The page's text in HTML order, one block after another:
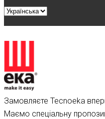
Замовляєте Tecnoeka
Маємо спеціальну